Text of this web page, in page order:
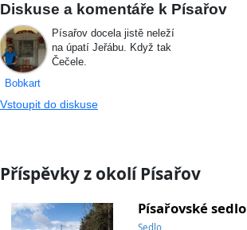
Diskuse a komentáře k Písařov
Bobkart
Písařov docela jistě neleží
na úpatí Jeřábu. Když tak
Čečele.
Vstoupit do diskuse
Příspěvky z okolí Písařov
Písařovské sedlo
Sedlo